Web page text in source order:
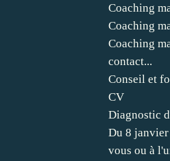
Coaching
Coaching
Coaching
contact...
Conseil et
CV
Diagnostic
Du 8
vous ou à